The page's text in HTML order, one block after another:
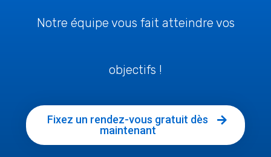
Notre équipe vous fait atteindre vos
objectifs !
Fixez un rendez-vous gratuit dès
maintenant